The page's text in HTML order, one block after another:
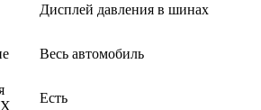
Дисплей давления в шинах
Весь автомобиль
Есть